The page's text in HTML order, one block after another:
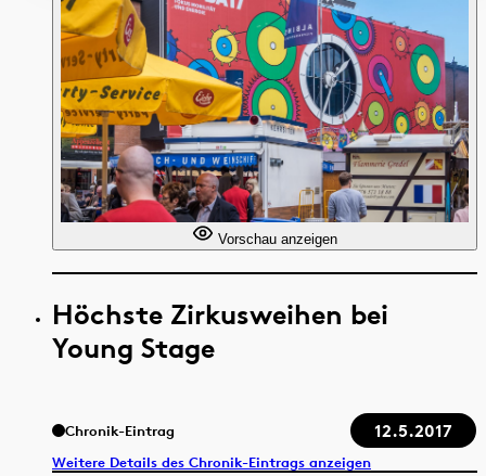
Vorschau anzeigen
Höchste Zirkusweihen bei
Young Stage
Chronik-Eintrag 12.5.2017
Weitere Details des Chronik-Eintrags anzeigen